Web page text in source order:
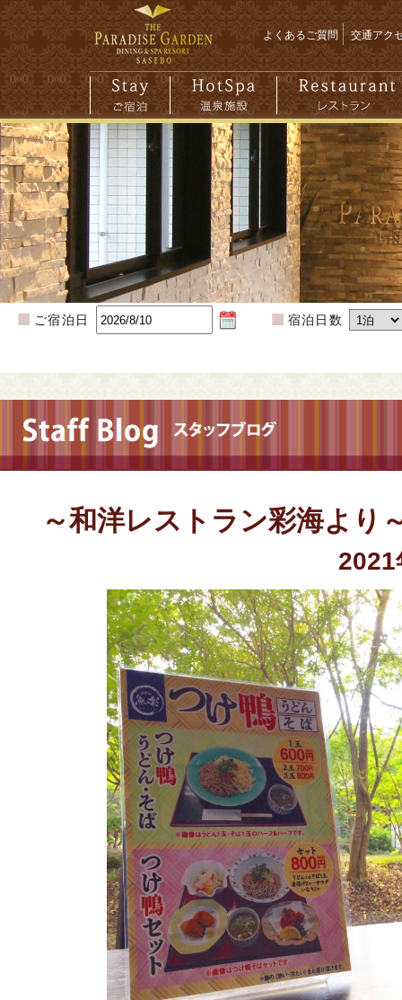
よくあるご質問 交通アク
ご宿泊日 宿泊日数
～和洋レストラン彩海より
2021